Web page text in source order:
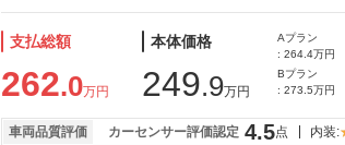
支払総額
262.0万円
本体価格
249.9万円
Aプラン
: 264.4万円
Bプラン
: 273.5万円
車両品質評価 カーセンサー評価認定 4.5点 内装: